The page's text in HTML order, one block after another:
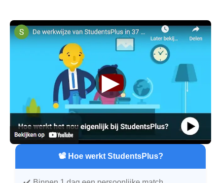
▶
📽️ Hoe werkt StudentsPlus?